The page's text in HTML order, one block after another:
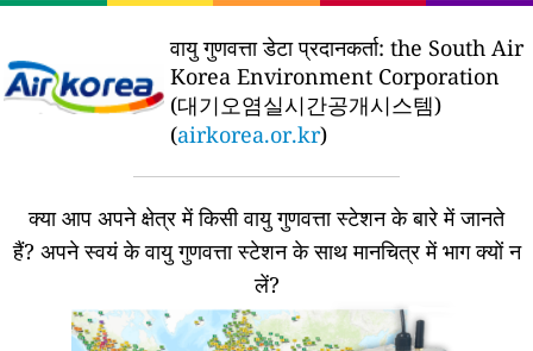
वायु गुणवत्ता डेटा प्रदानकर्ता: the South Air
Korea Environment Corporation
(대기오염실시간공개시스템)
(airkorea.or.kr)
क्या आप अपने क्षेत्र में किसी वायु गुणवत्ता स्टेशन के बारे में जानते
हैं? अपने स्वयं के वायु गुणवत्ता स्टेशन के साथ मानचित्र में भाग क्यों न
लें?